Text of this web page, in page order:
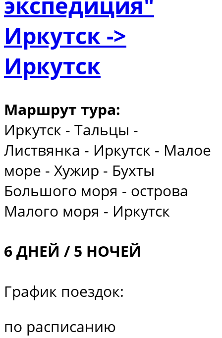
Иркутск ->
Иркутск
Маршрут тура:
Иркутск - Тальцы -
Листвянка - Иркутск - Малое
море - Хужир - Бухты
Большого моря - острова
Малого моря - Иркутск
6 ДНЕЙ / 5 НОЧЕЙ
График поездок:
по расписанию